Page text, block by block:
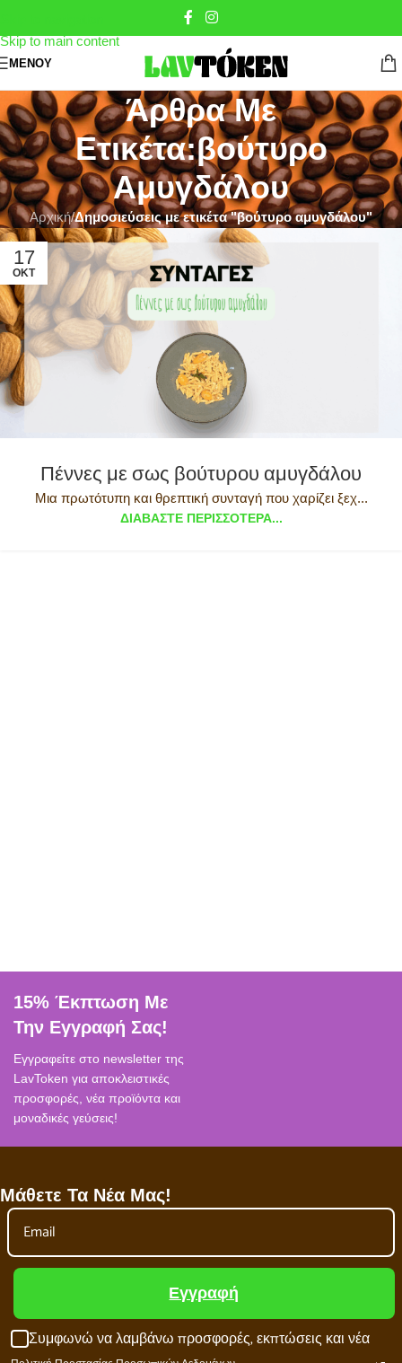
Skip to main content
ΜΕΝΟΎ
Άρθρα Με
Ετικέτα:βούτυρο
Αμυγδάλου
Αρχική/Δημοσιεύσεις με ετικέτα "βούτυρο αμυγδάλου"
17
ΟΚΤ
Πέννες με σως βούτυρου αμυγδάλου
Μια πρωτότυπη και θρεπτική συνταγή που χαρίζει ξεχ...
ΔΙΑΒΆΣΤΕ ΠΕΡΙΣΣΌΤΕΡΑ...
15% Έκπτωση Με
Την Εγγραφή Σας!
Εγγραφείτε στο newsletter της
LavToken για αποκλειστικές
προσφορές, νέα προϊόντα και
μοναδικές γεύσεις!
Μάθετε Τα Νέα Μας!
Εγγραφή
Συμφωνώ να λαμβάνω προσφορές, εκπτώσεις και νέα